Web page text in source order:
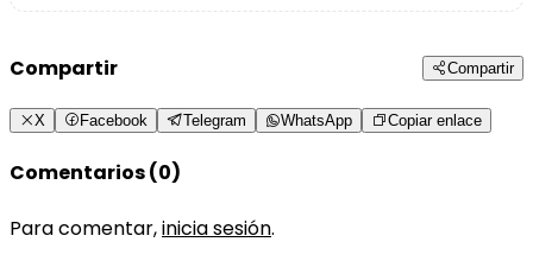
Compartir Compartir
X Facebook Telegram WhatsApp Copiar enlace
Comentarios (0)
Para comentar,inicia sesión.